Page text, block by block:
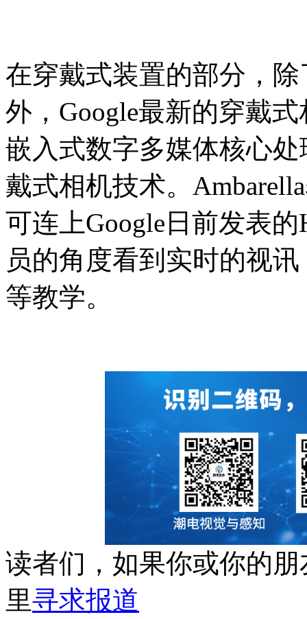
在穿戴式装置的部分，除
外，Google最新的穿戴
嵌入式数字多媒体核心
戴式相机技术。
可连上Google日前发表
员的角度看到实时的视
等教学。
读者们，如果你或你的
里寻求报道